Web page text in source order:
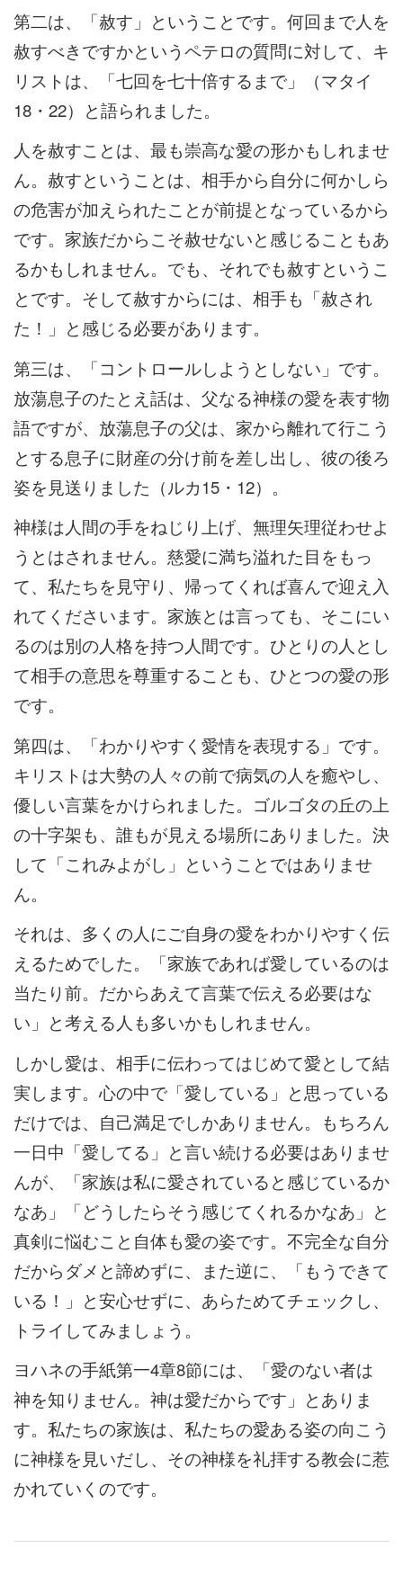
第二は、「赦す」ということです。何回まで人を
赦すべきですかというペテロの質問に対して、キ
リストは、「七回を七十倍するまで」（マタイ
18・22）と語られました。
人を赦すことは、最も崇高な愛の形かもしれませ
ん。赦すということは、相手から自分に何かしら
の危害が加えられたことが前提となっているから
です。家族だからこそ赦せないと感じることもあ
るかもしれません。でも、それでも赦すというこ
とです。そして赦すからには、相手も「赦され
た！」と感じる必要があります。
第三は、「コントロールしようとしない」です。
放蕩息子のたとえ話は、父なる神様の愛を表す物
語ですが、放蕩息子の父は、家から離れて行こう
とする息子に財産の分け前を差し出し、彼の後ろ
姿を見送りました（ルカ15・12）。
神様は人間の手をねじり上げ、無理矢理従わせよ
うとはされません。慈愛に満ち溢れた目をもっ
て、私たちを見守り、帰ってくれば喜んで迎え入
れてくださいます。家族とは言っても、そこにい
るのは別の人格を持つ人間です。ひとりの人とし
て相手の意思を尊重することも、ひとつの愛の形
です。
第四は、「わかりやすく愛情を表現する」です。
キリストは大勢の人々の前で病気の人を癒やし、
優しい言葉をかけられました。ゴルゴタの丘の上
の十字架も、誰もが見える場所にありました。決
して「これみよがし」ということではありませ
ん。
それは、多くの人にご自身の愛をわかりやすく伝
えるためでした。「家族であれば愛しているのは
当たり前。だからあえて言葉で伝える必要はな
い」と考える人も多いかもしれません。
しかし愛は、相手に伝わってはじめて愛として結
実します。心の中で「愛している」と思っている
だけでは、自己満足でしかありません。もちろん
一日中「愛してる」と言い続ける必要はありませ
んが、「家族は私に愛されていると感じているか
なあ」「どうしたらそう感じてくれるかなあ」と
真剣に悩むこと自体も愛の姿です。不完全な自分
だからダメと諦めずに、また逆に、「もうできて
いる！」と安心せずに、あらためてチェックし、
トライしてみましょう。
ヨハネの手紙第一4章8節には、「愛のない者は
神を知りません。神は愛だからです」とありま
す。私たちの家族は、私たちの愛ある姿の向こう
に神様を見いだし、その神様を礼拝する教会に惹
かれていくのです。